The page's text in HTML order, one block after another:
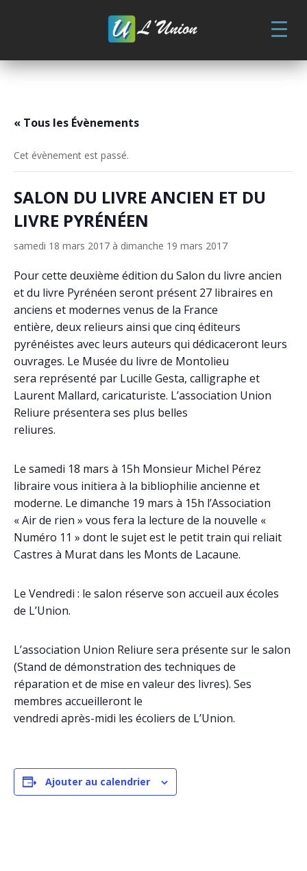
« Tous les Évènements
Cet évènement est passé.
SALON DU LIVRE ANCIEN ET DU
LIVRE PYRÉNÉEN
samedi 18 mars 2017 à dimanche 19 mars 2017
Pour cette deuxième édition du Salon du livre ancien
et du livre Pyrénéen seront présent 27 libraires en
anciens et modernes venus de la France
entière, deux relieurs ainsi que cinq éditeurs
pyrénéistes avec leurs auteurs qui dédicaceront leurs
ouvrages. Le Musée du livre de Montolieu
sera représenté par Lucille Gesta, calligraphe et
Laurent Mallard, caricaturiste. L’association Union
Reliure présentera ses plus belles
reliures.
Le samedi 18 mars à 15h Monsieur Michel Pérez
libraire vous initiera à la bibliophilie ancienne et
moderne. Le dimanche 19 mars à 15h l’Association
« Air de rien » vous fera la lecture de la nouvelle «
Numéro 11 » dont le sujet est le petit train qui reliait
Castres à Murat dans les Monts de Lacaune.
Le Vendredi : le salon réserve son accueil aux écoles
de L’Union.
L’association Union Reliure sera présente sur le salon
(Stand de démonstration des techniques de
réparation et de mise en valeur des livres). Ses
membres accueilleront le
vendredi après-midi les écoliers de L’Union.
Ajouter au calendrier